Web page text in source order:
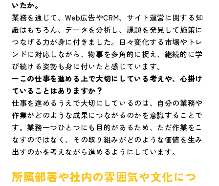
いたか。
業務を通じて、Web広告やCRM、サイト運営に関する知
識はもちろん、データを分析し、課題を発見して施策に
つなげる力が身に付きました。日々変化する市場やトレ
ンドに対応しながら、物事を多角的に捉え、継続的に学
び続ける姿勢も身に付いたと感じています。
ーこの仕事を進める上で大切にしている考えや、心掛け
ていることはありますか？
仕事を進めるうえで大切にしているのは、自分の業務や
作業がどのような成果につながるのかを意識することで
す。業務一つひとつにも目的があるため、ただ作業をこ
なすのではなく、その取り組みがどのような価値を生み
出すのかを考えながら進めるようにしています。
所属部署や社内の雰囲気や文化につ